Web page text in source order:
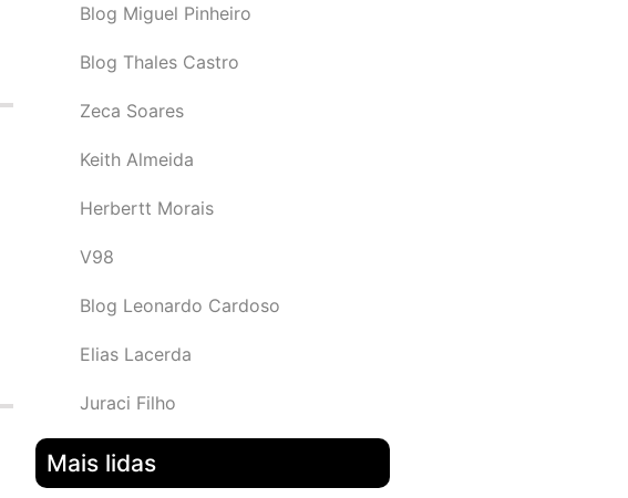
Blog Miguel Pinheiro
Blog Thales Castro
Zeca Soares
Keith Almeida
Herbertt Morais
V98
Blog Leonardo Cardoso
Elias Lacerda
Juraci Filho
Mais lidas